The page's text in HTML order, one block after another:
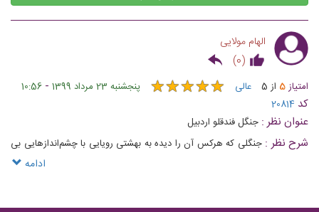
الهام مولایی
(
0
)
امتیاز5 از 5 عالی ★★★★★
★★★★★ پنجشنبه 23 مرداد 1399 -
10:56
کد 20814
عنوان نظر : جنگل فندقلو اردبیل
شرح نظر : جنگلی که هرکس آن را دیده به بهشتی رویایی با چشم‌اندازهایی بی
ادامه